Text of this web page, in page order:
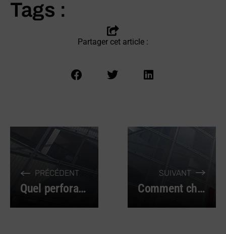
Tags :
Partager cet article :
PRÉCÉDENT
Quel perforateur professionnel choisir ?
SUIVANT
Comment choisir votre perceuse professionnelle ?